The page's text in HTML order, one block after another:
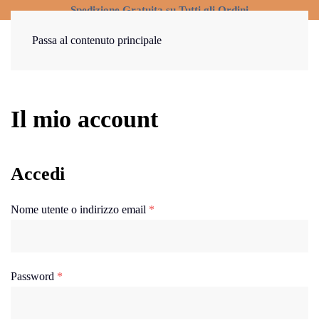
Passa al contenuto principale
Spedizione Gratuita su Tutti gli Ordini
Il mio account
Accedi
Nome utente o indirizzo email *
Password *